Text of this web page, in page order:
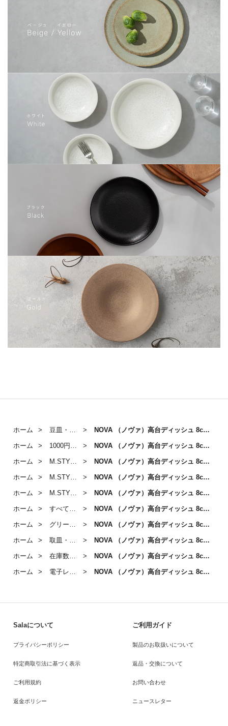
ホーム 豆皿・小皿／皿・プレート（～14cm） NOVA （ノヴァ）高台ディッシュ 8cm（グリーン）
ホーム 1000円～3000円のうつわ NOVA （ノヴァ）高台ディッシュ 8cm（グリーン）
ホーム M.STYLE NOVA （ノヴァ）高台ディッシュ 8cm（グリーン）
ホーム M.STYLE NOVA （ノヴァ）高台ディッシュ 8cm（グリーン）
ホーム M.STYLE「NOVA」 NOVA （ノヴァ）高台ディッシュ 8cm（グリーン）
ホーム すべての商品 NOVA （ノヴァ）高台ディッシュ 8cm（グリーン）
ホーム グリーンのうつわ NOVA （ノヴァ）高台ディッシュ 8cm（グリーン）
ホーム 取皿・中皿／皿・プレート（15cm～24cm） NOVA （ノヴァ）高台ディッシュ 8cm（グリーン）
ホーム 在庫数なし NOVA （ノヴァ）高台ディッシュ 8cm（グリーン）
ホーム 電子レンジ・食洗器OKのうつわ NOVA （ノヴァ）高台ディッシュ 8cm（グリーン）
Salaについて
プライバシーポリシー
特定商取引法に基づく表示
ご利用規約
返金ポリシー
ご利用ガイド
製品のお取扱いについて
返品・交換について
お問い合わせ
ニュースレター